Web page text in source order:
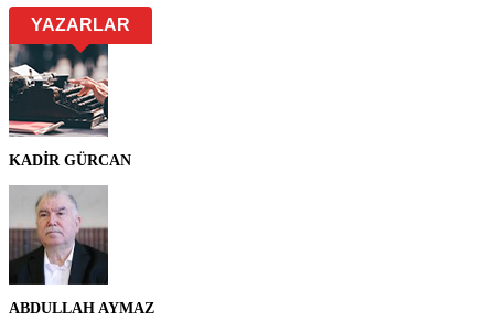
YAZARLAR
KADİR GÜRCAN
ABDULLAH AYMAZ